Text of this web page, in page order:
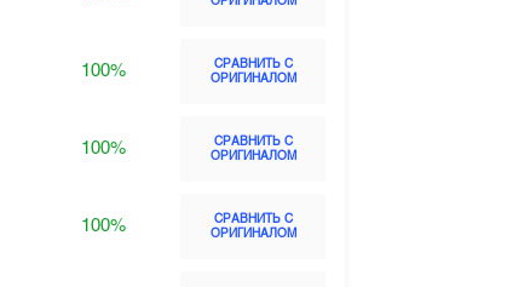
100%
СРАВНИТЬ С
ОРИГИНАЛОМ
100%
СРАВНИТЬ С
ОРИГИНАЛОМ
100%
СРАВНИТЬ С
ОРИГИНАЛОМ